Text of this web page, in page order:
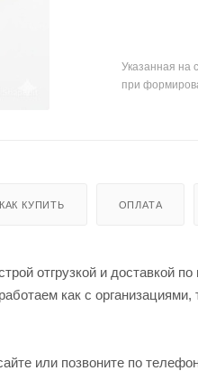
Указанная на
при
КАК КУПИТЬ ОПЛАТА
отгрузкой и доставкой
как с организациями,
или позвоните по